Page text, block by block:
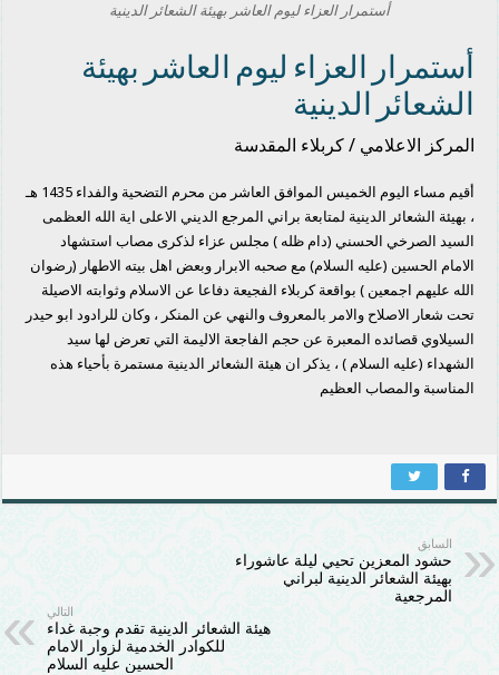
أستمرار العزاء ليوم العاشر بهيئة الشعائر الدينية
أستمرار العزاء ليوم العاشر بهيئة
الشعائر الدينية
المركز الاعلامي / كربلاء المقدسة
أقيم مساء اليوم الخميس الموافق العاشر من محرم التضحية والفداء 1435 هـ
، بهيئة الشعائر الدينية لمتابعة براني المرجع الديني الاعلى اية الله العظمى
السيد الصرخي الحسني (دام ظله ) مجلس عزاء لذكرى مصاب استشهاد
الامام الحسين (عليه السلام) مع صحبه الابرار وبعض اهل بيته الاطهار (رضوان
الله عليهم اجمعين ) بواقعة كربلاء الفجيعة دفاعا عن الاسلام وثوابته الاصيلة
تحت شعار الاصلاح والامر بالمعروف والنهي عن المنكر ، وكان للرادود ابو حيدر
السيلاوي قصائده المعبرة عن حجم الفاجعة الاليمة التي تعرض لها سيد
الشهداء (عليه السلام ) ، يذكر ان هيئة الشعائر الدينية مستمرة بأحياء هذه
المناسبة والمصاب العظيم
السابق
حشود المعزين تحيي ليلة عاشوراء
بهيئة الشعائر الدينية لبراني
المرجعية
التالي
هيئة الشعائر الدينية تقدم وجبة غداء
للكوادر الخدمية لزوار الامام
الحسين عليه السلام